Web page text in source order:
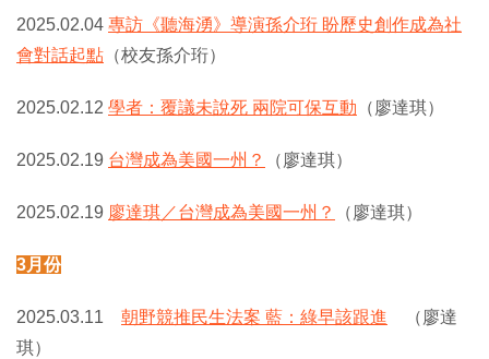
2025.02.04 專訪《聽海湧》導演孫介珩 盼歷史創作成為社
會對話起點 （校友孫介珩）
2025.02.12 學者：覆議未說死 兩院可保互動 （廖達琪）
2025.02.19 台灣成為美國一州？ （廖達琪）
2025.02.19 廖達琪／台灣成為美國一州？ （廖達琪）
3月份
2025.03.11 朝野競推民生法案 藍：綠早該跟進 （廖達
琪）